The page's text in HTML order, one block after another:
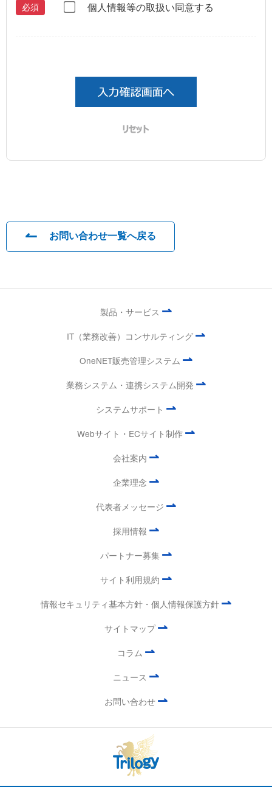
必須 個人情報等の取扱い同意する
お問い合わせ一覧へ戻る
製品・サービス ⇀
IT（業務改善）コンサルティング ⇀
OneNET販売管理システム ⇀
業務システム・連携システム開発 ⇀
システムサポート ⇀
Webサイト・ECサイト制作 ⇀
会社案内 ⇀
企業理念 ⇀
代表者メッセージ ⇀
採用情報 ⇀
パートナー募集 ⇀
サイト利用規約 ⇀
情報セキュリティ基本方針・個人情報保護方針 ⇀
サイトマップ ⇀
コラム ⇀
ニュース ⇀
お問い合わせ ⇀